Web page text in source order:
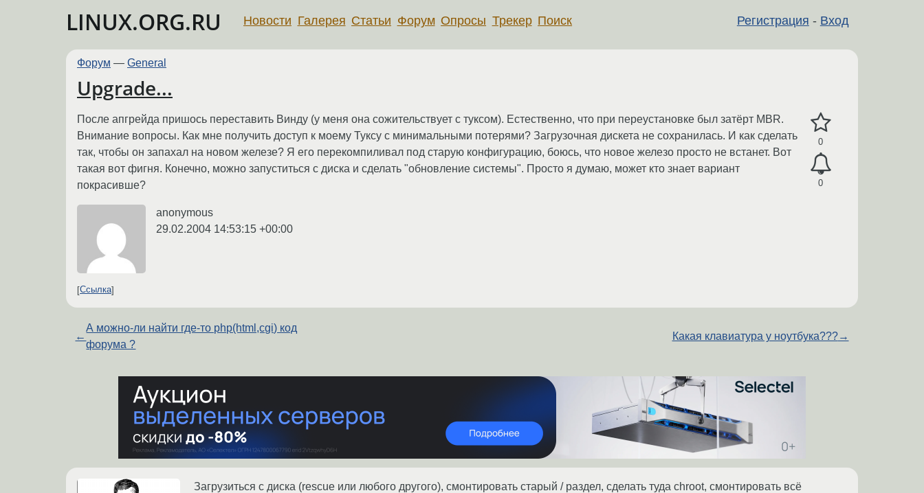
LINUX.ORG.RU Регистрация - Вход
Новости Галерея Статьи Форум Опросы Трекер Поиск
Форум — General
Upgrade...
0
0
После апгрейда пришось переставить Винду (у меня она сожительствует с туксом). Естественно, что при переустановке был затёрт MBR.
Внимание вопросы. Как мне получить доступ к моему Туксу с минимальными потерями? Загрузочная дискета не сохранилась. И как сделать
так, чтобы он запахал на новом железе? Я его перекомпиливал под старую конфигурацию, боюсь, что новое железо просто не встанет. Вот
такая вот фигня. Конечно, можно запуститься с диска и сделать "обновление системы". Просто я думаю, может кто знает вариант
покрасивше?
anonymous
29.02.2004 14:53:15 +00:00
Ссылка
←
А можно-ли найти где-то php(html,cgi) код
форума ?
Какая клавиатура у ноутбука???→
Загрузиться с диска (rescue или любого другого), смонтировать старый / раздел, сделать туда chroot, смонтировать всё